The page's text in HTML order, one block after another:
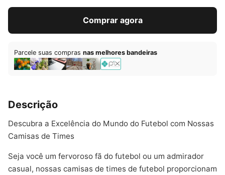
Comprar agora
Parcele suas compras nas melhores bandeiras
Descrição
Descubra a Excelência do Mundo do Futebol com Nossas
Camisas de Times
Seja você um fervoroso fã do futebol ou um admirador
casual, nossas camisas de times de futebol proporcionam